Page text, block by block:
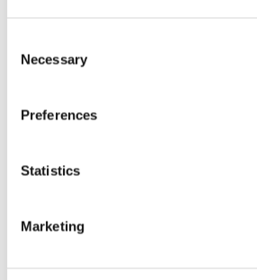
Selection
Necessary
Preferences
Statistics
Marketing